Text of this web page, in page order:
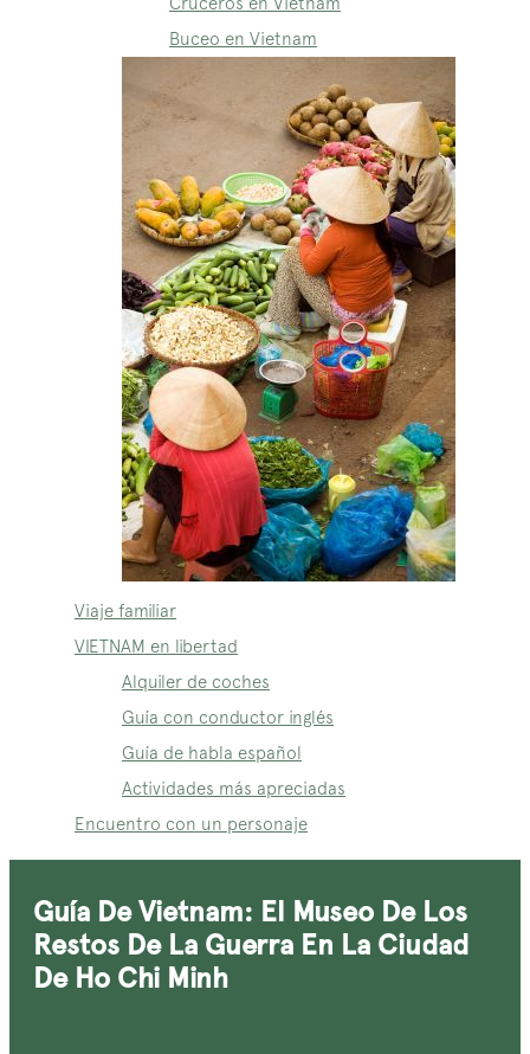
Buceo en Vietnam
Viaje familiar
VIETNAM en libertad
Alquiler de coches
Guía con conductor inglés
Guía de habla español
Actividades más apreciadas
Encuentro con un personaje
Guía De Vietnam: El Museo De Los
Restos De La Guerra En La Ciudad
De Ho Chi Minh